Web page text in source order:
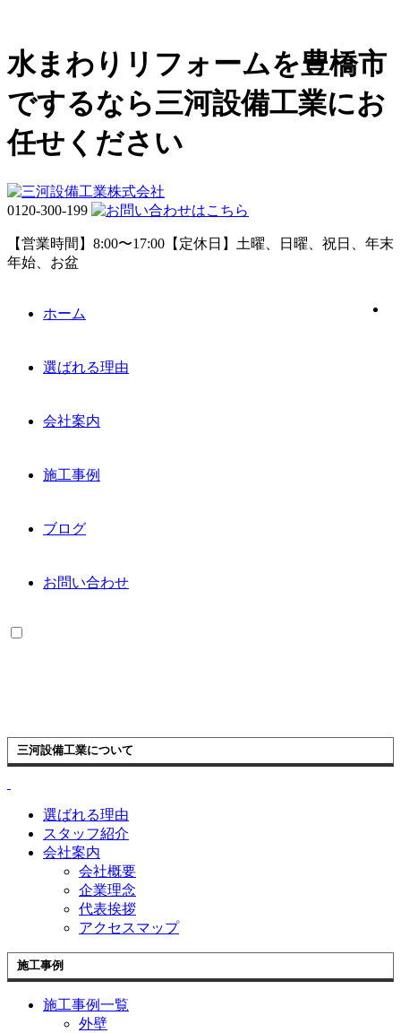
水まわりリフォームを豊橋市
でするなら三河設備工業にお
任せください
0120-300-199
【営業時間】8:00〜17:00【定休日】土曜、日曜、祝日、年末
年始、お盆
ホーム
選ばれる理由
会社案内
施工事例
ブログ
お問い合わせ
三河設備工業について
選ばれる理由
スタッフ紹介
会社案内
会社概要
企業理念
代表挨拶
アクセスマップ
施工事例
施工事例一覧
外壁